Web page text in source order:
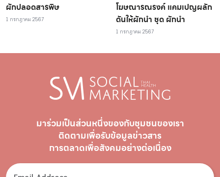
ผักปลอดสารพิษ
1 กรกฎาคม 2567
โฆษณารณรงค์ แคมเปญผลัก
ดันให้ผักนำ ชุด ผักนำ
1 กรกฎาคม 2567
มาร่วมเป็นส่วนหนึ่งของกับชุมชนของเรา
ติดตามเพื่อรับข้อมูลข่าวสาร
การตลาดเพื่อสังคมอย่างต่อเนื่อง